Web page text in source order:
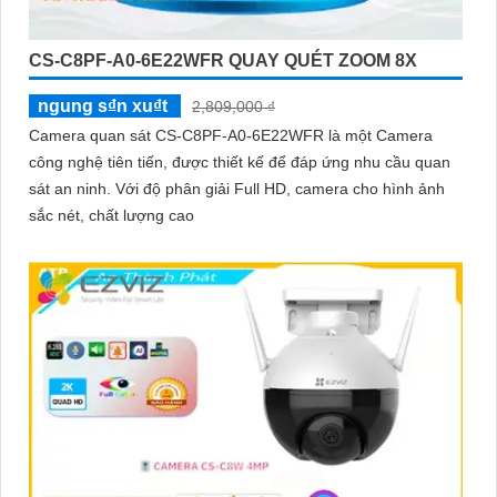
CS-C8PF-A0-6E22WFR QUAY QUÉT ZOOM 8X
ngung s₫n xu₫t
2,809,000 ₫
Camera quan sát CS-C8PF-A0-6E22WFR là một Camera
công nghệ tiên tiến, được thiết kế để đáp ứng nhu cầu quan
sát an ninh. Với độ phân giải Full HD, camera cho hình ảnh
sắc nét, chất lượng cao